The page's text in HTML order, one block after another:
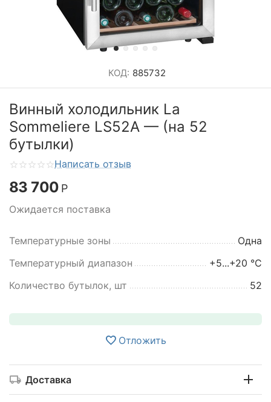
КОД: 885732
Винный холодильник La
Sommeliere LS52A — (на 52
бутылки)
Написать отзыв
83 700 Р
Ожидается поставка
Температурные зоны
Одна
Температурный диапазон
+5...+20 °C
Количество бутылок, шт
52
Отложить
Доставка